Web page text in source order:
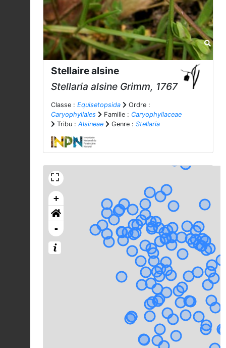
Stellaire alsine
Stellaria alsine Grimm, 1767
Classe : Equisetopsida
Ordre :
Caryophyllales
Famille : Caryophyllaceae
Tribu : Alsineae Genre : Stellaria
+
-